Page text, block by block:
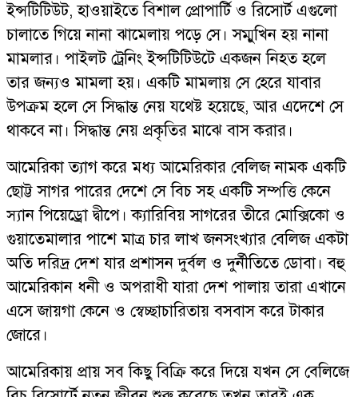
ইন্সটিটিউট, হাওয়াইতে বিশাল প্রোপার্টি ও রিসোর্ট এগুলো
চালাতে গিয়ে নানা ঝামেলায় পড়ে সে। সম্মুখিন হয় নানা
মামলার। পাইলট ট্রেনিং ইন্সটিটিউটে একজন নিহত হলে
তার জন্যও মামলা হয়। একটি মামলায় সে হেরে যাবার
উপক্রম হলে সে সিদ্ধান্ত নেয় যথেষ্ট হয়েছে, আর এদেশে সে
থাকবে না। সিদ্ধান্ত নেয় প্রকৃতির মাঝে বাস করার।
আমেরিকা ত্যাগ করে মধ্য আমেরিকার বেলিজ নামক একটি
ছোট্ট সাগর পারের দেশে সে বিচ সহ একটি সম্পত্তি কেনে
স্যান পিয়েড্রো দ্বীপে। ক্যারিবিয় সাগরের তীরে মোক্সিকো ও
গুয়াতেমালার পাশে মাত্র চার লাখ জনসংখ্যার বেলিজ একটা
অতি দরিদ্র দেশ যার প্রশাসন দুর্বল ও দুর্নীতিতে ডোবা। বহু
আমেরিকান ধনী ও অপরাধী যারা দেশ পালায় তারা এখানে
এসে জায়গা কেনে ও স্বেচ্ছাচারিতায় বসবাস করে টাকার
জোরে।
আমেরিকায় প্রায় সব কিছু বিক্রি করে দিয়ে যখন সে বেলিজে